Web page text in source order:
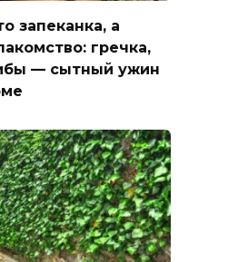
запеканка, а
гречка,
— сытный ужин